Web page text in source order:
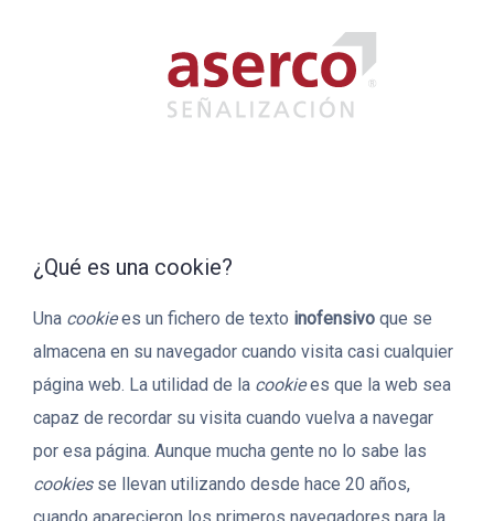
¿Qué es una cookie?
Una cookiees un fichero de texto inofensivo que se
almacena en su navegador cuando visita casi cualquier
página web. La utilidad de la cookiees que la web sea
capaz de recordar su visita cuando vuelva a navegar
por esa página. Aunque mucha gente no lo sabe las
cookiesse llevan utilizando desde hace 20 años,